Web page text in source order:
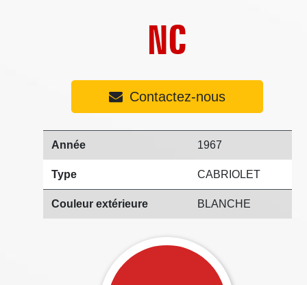
NC
Contactez-nous
Année 1967
Type CABRIOLET
Couleur extérieure BLANCHE